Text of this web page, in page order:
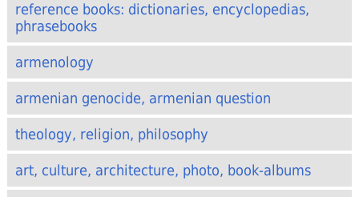
reference books: dictionaries, encyclopedias,
phrasebooks
armenology
armenian genocide, armenian question
theology, religion, philosophy
art, culture, architecture, photo, book-albums